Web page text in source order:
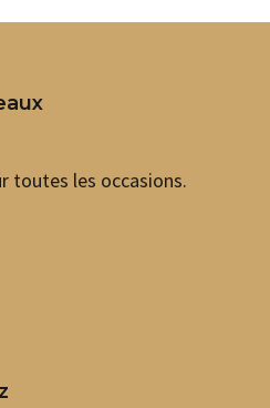
toutes les occasions.